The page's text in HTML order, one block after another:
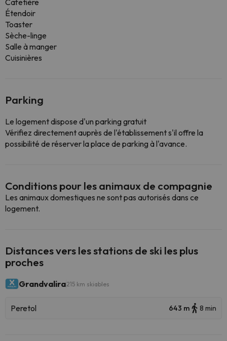
Cafetière
Étendoir
Toaster
Sèche-linge
Salle à manger
Cuisinières
Parking
Le logement dispose d'un parking gratuit
Vérifiez directement auprès de l'établissement s'il offre la
possibilité de réserver la place de parking à l'avance.
Conditions pour les animaux de compagnie
Les animaux domestiques ne sont pas autorisés dans ce
logement.
Distances vers les stations de ski les plus
proches
Grandvalira215 km skiables
Peretol 643 m 8 min